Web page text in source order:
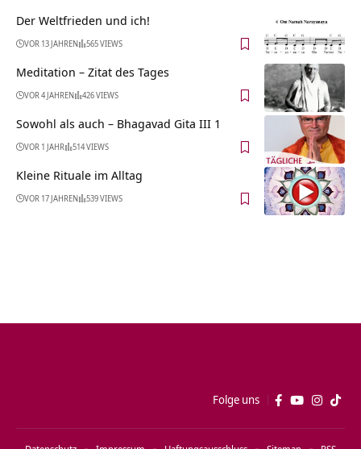
Der Weltfrieden und ich!
VOR 13 JAHREN 565 VIEWS
Meditation – Zitat des Tages
VOR 4 JAHREN 426 VIEWS
Sowohl als auch – Bhagavad Gita III 1
VOR 1 JAHR 514 VIEWS
Kleine Rituale im Alltag
VOR 17 JAHREN 539 VIEWS
Folge uns